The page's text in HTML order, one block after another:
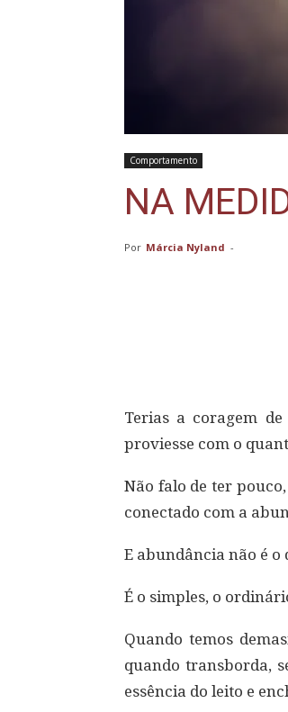
Comportamento
NA
Por Márcia Nyland -
Terias a coragem
proviesse com o
Não falo de ter
conectado com a
E abundância não é o
É o simples, o
Quando temos
quando transborda,
essência do leito e